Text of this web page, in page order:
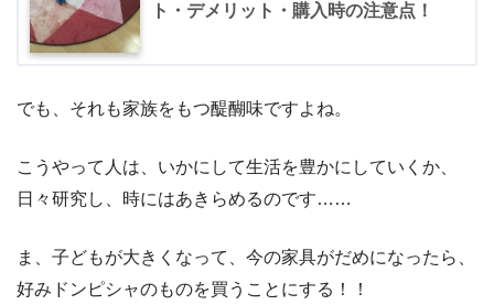
ト・デメリット・購入時の注意点！
でも、それも家族をもつ醍醐味ですよね。
こうやって人は、いかにして生活を豊かにしていくか、
日々研究し、時にはあきらめるのです……
ま、子どもが大きくなって、今の家具がだめになったら、
好みドンピシャのものを買うことにする！！